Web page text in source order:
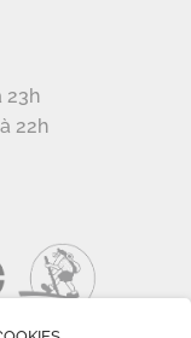
23h
22h